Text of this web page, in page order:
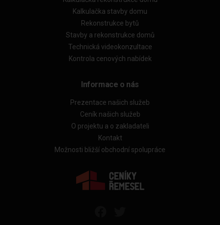
Kalkulačka stavby domu
Rekonstrukce bytů
Stavby a rekonstrukce domů
Technická videokonzultace
Kontrola cenových nabídek
Informace o nás
Prezentace našich služeb
Ceník našich služeb
O projektu a o zakladateli
Kontakt
Možnosti bližší obchodní spolupráce